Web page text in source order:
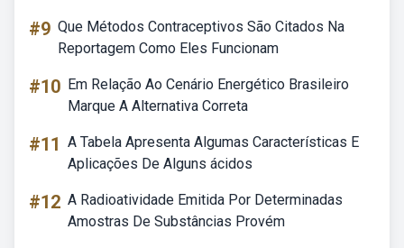
#9 Que Métodos Contraceptivos São Citados Na
Reportagem Como Eles Funcionam
#10 Em Relação Ao Cenário Energético Brasileiro
Marque A Alternativa Correta
#11 A Tabela Apresenta Algumas Características E
Aplicações De Alguns ácidos
#12 A Radioatividade Emitida Por Determinadas
Amostras De Substâncias Provém